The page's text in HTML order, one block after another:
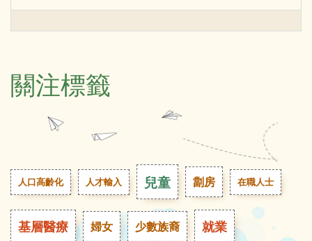
關注標籤
人口高齡化 人才輸入 兒童 劏房 在職人士
基層醫療 婦女 少數族裔 就業